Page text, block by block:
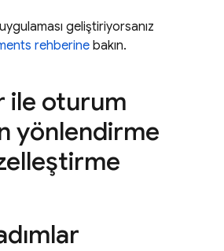
geliştiriyorsanız
rehberine bakın.
ile oturum
yönlendirme